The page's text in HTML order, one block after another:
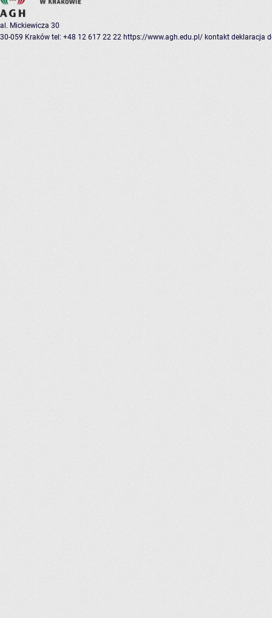
al. Mickiewicza 30
30-059 Kraków tel: +48 12 617 22 22 https://www.agh.edu.pl/ kontakt deklaracja